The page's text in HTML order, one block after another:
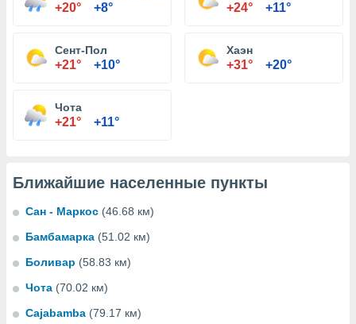
+20° +8° +24° +11°
Сент-Пол
+21° +10°
Хаэн
+31° +20°
Чота
+21° +11°
Ближайшие населенные пункты
Сан - Маркос (46.68 км)
Бамбамарка (51.02 км)
Боливар (58.83 км)
Чота (70.02 км)
Cajabamba (79.17 км)